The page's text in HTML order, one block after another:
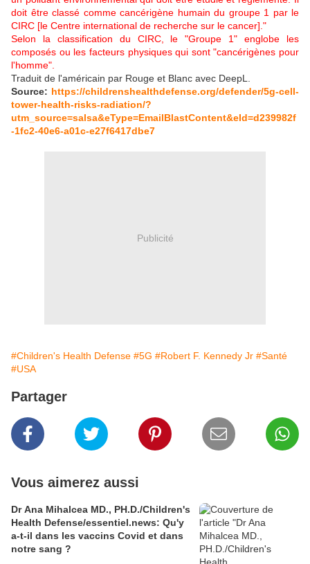
doit être classé comme cancérigène humain du groupe 1 par le
CIRC [le Centre international de recherche sur le cancer]."
Selon la classification du CIRC, le "Groupe 1" englobe les
composés ou les facteurs physiques qui sont "cancérigènes pour
l'homme".
Traduit de l'américain par Rouge et Blanc avec DeepL.
Source: https://childrenshealthdefense.org/defender/5g-cell-
tower-health-risks-radiation/?
utm_source=salsa&eType=EmailBlastContent&eId=d239982f
-1fc2-40e6-a01c-e27f6417dbe7
Publicité
#Children's Health Defense #5G #Robert F. Kennedy Jr #Santé
#USA
Partager
Vous aimerez aussi
Dr Ana Mihalcea MD., PH.D./Children's
Health Defense/essentiel.news: Qu'y
a-t-il dans les vaccins Covid et dans
notre sang ?